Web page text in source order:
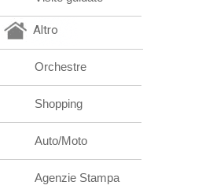
Altro
Orchestre
Shopping
Auto/Moto
Agenzie Stampa